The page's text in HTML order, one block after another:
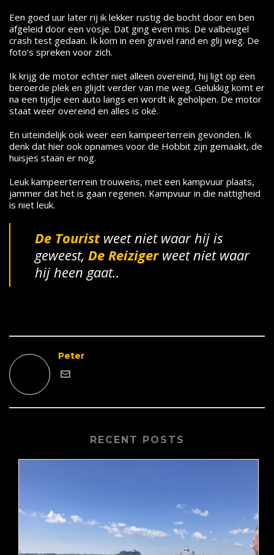
Een goed uur later rij ik lekker rustig de bocht door en ben
afgeleid door een vosje. Dat ging even mis. De valbeugel
crash test gedaan. Ik kom in een gravel rand en glij weg. De
foto’s spreken voor zich.
Ik krijg de motor echter niet alleen overeind, hij ligt op een
beroerde plek en glijdt verder van me weg. Gelukkig komt er
na een tijdje een auto langs en wordt ik geholpen. De motor
staat weer overeind en alles is oké.
En uiteindelijk ook weer een kampeerterrein gevonden. Ik
denk dat hier ook opnames voor de Hobbit zijn gemaakt, de
huisjes staan er nog.
Leuk kampeerterrein trouwens, met een kampvuur plaats,
jammer dat het is gaan regenen. Kampvuur in die nattigheid
is niet leuk.
De Tourist weet niet waar hij is
geweest, De Reiziger weet niet waar
hij heen gaat..
Peter
RECENT POSTS